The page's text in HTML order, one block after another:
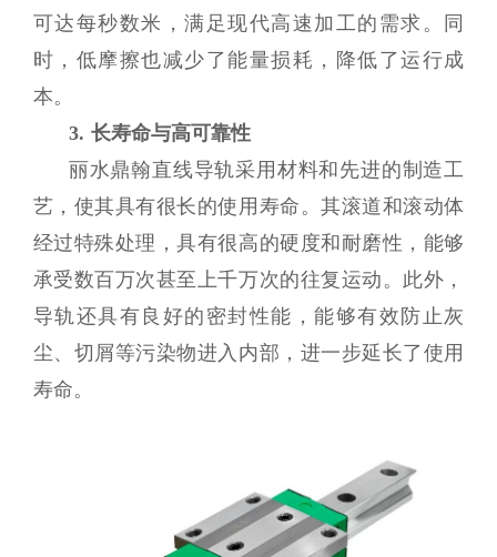
可达每秒数米，满足现代高速加工的需求。同
时，低摩擦也减少了能量损耗，降低了运行成
本。
3. 长寿命与高可靠性
丽水鼎翰直线导轨采用材料和先进的制造工
艺，使其具有很长的使用寿命。其滚道和滚动体
经过特殊处理，具有很高的硬度和耐磨性，能够
承受数百万次甚至上千万次的往复运动。此外，
导轨还具有良好的密封性能，能够有效防止灰
尘、切屑等污染物进入内部，进一步延长了使用
寿命。